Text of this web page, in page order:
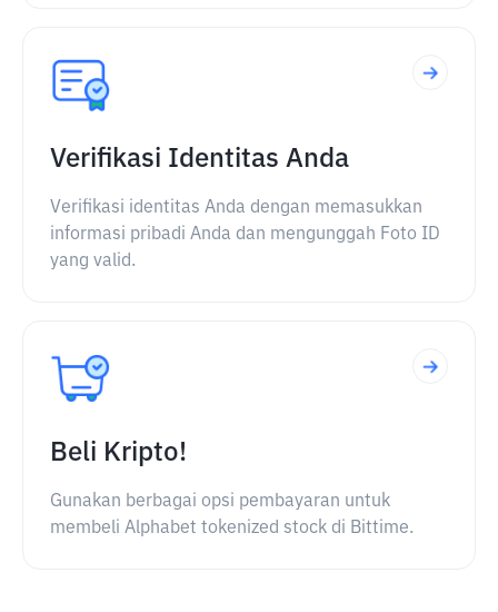
Verifikasi Identitas Anda
Verifikasi identitas Anda dengan memasukkan
informasi pribadi Anda dan mengunggah Foto ID
yang valid.
Beli Kripto!
Gunakan berbagai opsi pembayaran untuk
membeli Alphabet tokenized stock di Bittime.